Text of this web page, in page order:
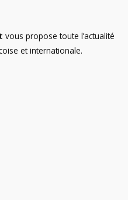
vous propose toute l’actualité
et internationale.